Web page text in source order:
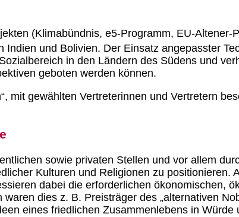
(Klimabündnis, e5-Programm, EU-Altener-
Indien und Bolivien. Der Einsatz angepasster
in den Ländern des Südens und
geboten werden können.
mit gewählten Vertreterinnen und Vertretern
sowie privaten Stellen und vor allem
Kulturen und Religionen zu positionieren.
dabei die erforderlichen ökonomischen,
dies z. B. Preisträger des „alternativen
eines friedlichen Zusammenlebens in Würde